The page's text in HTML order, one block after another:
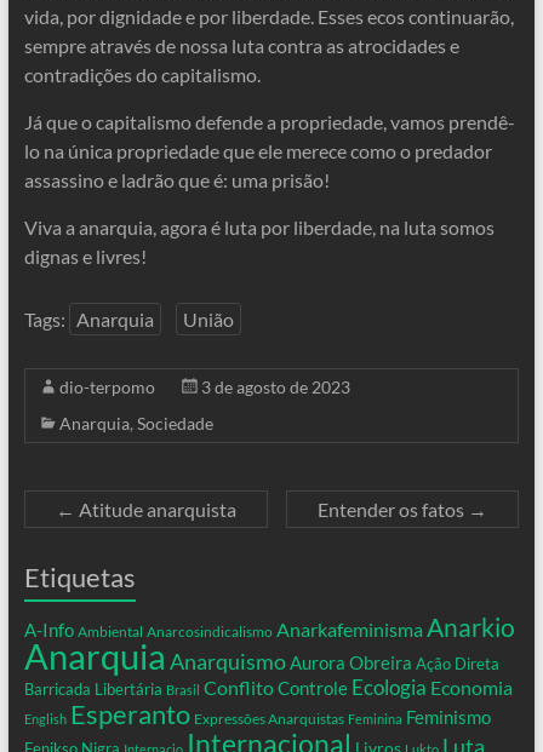
vida, por dignidade e por liberdade. Esses ecos continuarão,
sempre através de nossa luta contra as atrocidades e
contradições do capitalismo.
Já que o capitalismo defende a propriedade, vamos prendê-
lo na única propriedade que ele merece como o predador
assassino e ladrão que é: uma prisão!
Viva a anarquia, agora é luta por liberdade, na luta somos
dignas e livres!
Tags: Anarquia União
dio-terpomo
3 de agosto de 2023
Anarquia, Sociedade
← Atitude anarquista Entender os fatos →
Etiquetas
A-Info Ambiental Anarcosindicalismo Anarkafeminisma Anarkio
Anarquia AnarquismoAurora Obreira Ação Direta
Barricada Libertária Brasil ConflitoControle Ecologia Economia
English Esperanto Expressões Anarquistas Feminina Feminismo
Internacional Livros Luta